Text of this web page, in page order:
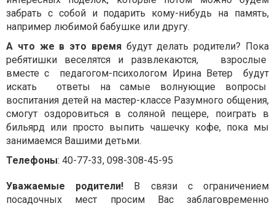
забрать с собой и подарить кому-нибудь на память,
например любимой бабушке или другу.
А что же в это времябудут делать родители? Пока
ребятишки веселятся и развлекаются, взрослые
вместе с педагогом-психологом Ирина Ветер будут
искать ответы на самые волнующие вопросы
воспитания детей на мастер-классе Разумного общения,
смогут оздоровиться в соляной пещере, поиграть в
бильярд или просто выпить чашечку кофе, пока мы
занимаемся Вашими детьми.
Телефоны: 40-77-33, 098-308-45-95
Уважаемые родители! В связи с ограничением
посадочных мест просим Вас заблаговременно